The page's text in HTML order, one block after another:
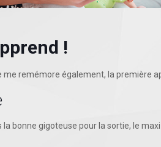
!
remémore également, la première
bonne gigoteuse pour la sortie, le